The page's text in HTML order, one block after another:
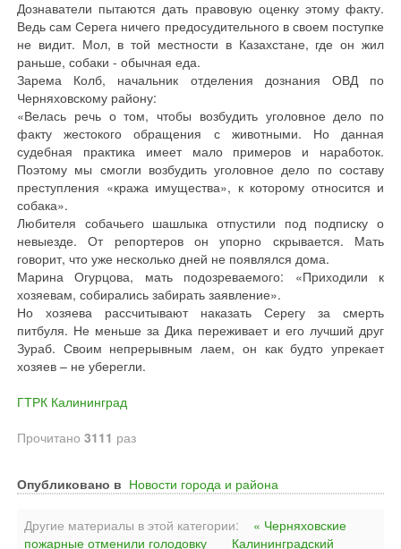
Дознаватели пытаются дать правовую оценку этому факту.
Ведь сам Серега ничего предосудительного в своем поступке
не видит. Мол, в той местности в Казахстане, где он жил
раньше, собаки - обычная еда.
Зарема Колб, начальник отделения дознания ОВД по
Черняховскому району:
«Велась речь о том, чтобы возбудить уголовное дело по
факту жестокого обращения с животными. Но данная
судебная практика имеет мало примеров и наработок.
Поэтому мы смогли возбудить уголовное дело по составу
преступления «кража имущества», к которому относится и
собака».
Любителя собачьего шашлыка отпустили под подписку о
невыезде. От репортеров он упорно скрывается. Мать
говорит, что уже несколько дней не появлялся дома.
Марина Огурцова, мать подозреваемого: «Приходили к
хозяевам, собирались забирать заявление».
Но хозяева рассчитывают наказать Серегу за смерть
питбуля. Не меньше за Дика переживает и его лучший друг
Зураб. Своим непрерывным лаем, он как будто упрекает
хозяев – не уберегли.
ГТРК Калининград
Прочитано 3111 раз
Опубликовано в Новости города и района
Другие материалы в этой категории:
« Черняховские
пожарные отменили голодовку
Калининградский